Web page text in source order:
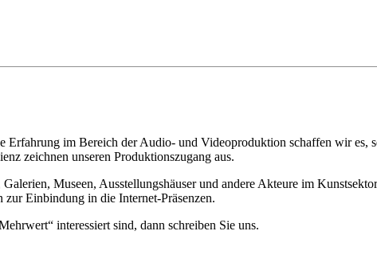
im Bereich der Audio- und Videoproduktion schaffen wir es,
zeichnen unseren Produktionszugang aus.
Museen, Ausstellungshäuser und andere Akteure im
Einbindung in die Internet-Präsenzen.
interessiert sind, dann schreiben Sie uns.